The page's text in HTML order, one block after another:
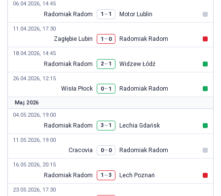
06.04.2026, 14:45
Radomiak Radom 1 – 1 Motor Lublin
11.04.2026, 17:30
Zagłębie Lubin 1 – 0 Radomiak Radom
18.04.2026, 14:45
Radomiak Radom 2– 1 Widzew Łódź
26.04.2026, 12:15
Wisła Płock 0– 1 Radomiak Radom
Maj 2026
04.05.2026, 19:00
Radomiak Radom 3– 1 Lechia Gdańsk
11.05.2026, 19:00
Cracovia 0– 0 Radomiak Radom
16.05.2026, 20:15
Radomiak Radom 1 –3 Lech Poznań
23.05.2026, 17:30